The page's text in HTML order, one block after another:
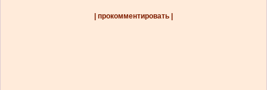
| прокомментировать |